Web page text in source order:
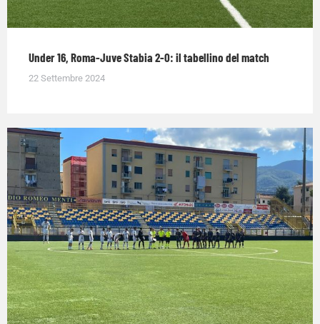
Under 16, Roma-Juve Stabia 2-0: il tabellino del match
22 Settembre 2024